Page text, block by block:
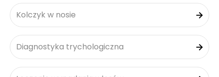
Kolczyk w nosie
Diagnostyka trychologiczna